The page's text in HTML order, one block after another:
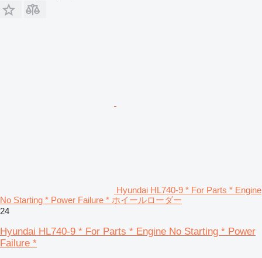
Hyundai HL740-9 * For Parts * Engine
No Starting * Power Failure * ホイールローダー
24
Hyundai HL740-9 * For Parts * Engine No Starting * Power
Failure *